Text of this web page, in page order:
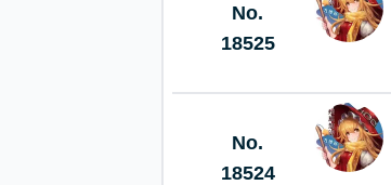
No.
18525
No.
18524